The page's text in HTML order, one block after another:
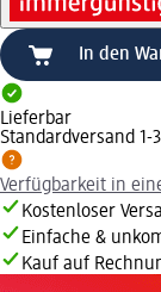
In den
Lieferbar
Standardversand 1-
Verfügbarkeit in
Kostenloser
Einfache &
Kauf auf